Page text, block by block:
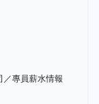
專員薪水情報